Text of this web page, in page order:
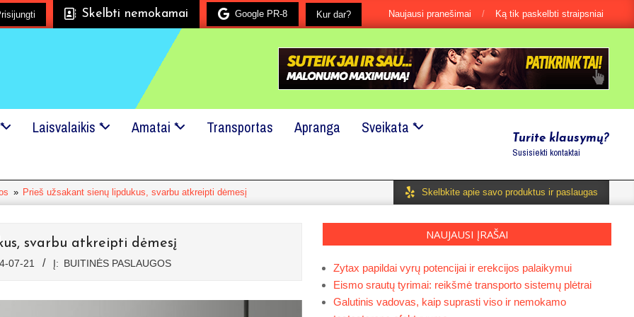
Mes mielai padėsime! 24x7 pagalba! Kreipkitės į mus, net jei tai būtu ir labai maža smulkmena? Mes mielai
Skelbti nemokamai Google PR-8 Kur dar? Naujausi pranešimai Ką tik paskelbti straipsniai
Laisvalaikis * Amatai * Transportas Apranga
Sveikata *
Turite klausymų?
Susisiekti kontaktai
» Prieš užsakant sienų lipdukus, svarbu atkreipti dėmesį Skelbkite apie savo produktus ir paslaugas
svarbu atkreipti dėmesį
07-21 Į: BUITINĖS PASLAUGOS
NAUJAUSI ĮRAŠAI
Zytax papildai vyrų potencijai ir erekcijos palaikymui
Eismo srautų tyrimai: reikšmė transporto sistemų plėtrai
Galutinis vadovas, kaip suprasti viso ir nemokamo